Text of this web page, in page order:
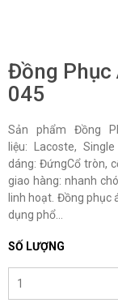
Đồng Phục
045
Sản phẩm Đồng
liệu: Lacoste,
dáng: ĐứngCổ tròn,
giao hàng: nhanh
linh hoạt. Đồng phục
dụng phổ...
SỐ LƯỢNG